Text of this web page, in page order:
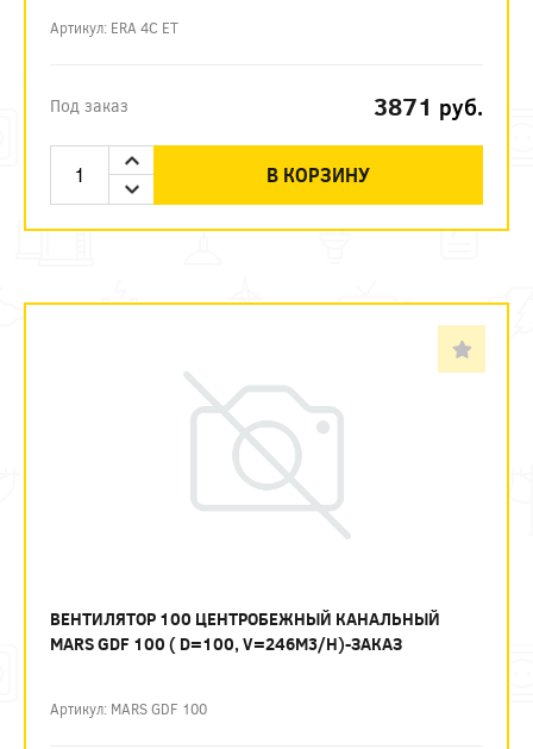
Артикул: ERA 4С ЕТ
Под заказ 3871 руб.
В КОРЗИНУ
ВЕНТИЛЯТОР 100 ЦЕНТРОБЕЖНЫЙ КАНАЛЬНЫЙ
MARS GDF 100 ( D=100, V=246M3/H)-ЗАКАЗ
Артикул: MARS GDF 100